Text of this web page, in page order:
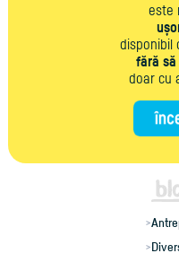
este
disponibil
fără
doar cu